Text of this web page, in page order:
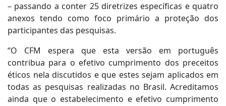
– passando a conter 25 diretrizes específicas e quatro
anexos tendo como foco primário a proteção dos
participantes das pesquisas.
“O CFM espera que esta versão em português
contribua para o efetivo cumprimento dos preceitos
éticos nela discutidos e que estes sejam aplicados em
todas as pesquisas realizadas no Brasil. Acreditamos
ainda que o estabelecimento e efetivo cumprimento